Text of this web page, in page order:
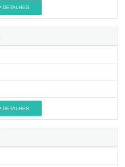
DETALHES
DETALHES